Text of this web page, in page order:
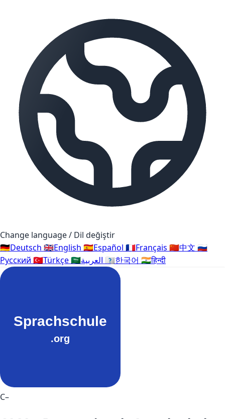
Change language / Dil değiştir
🇩🇪Deutsch 🇬🇧English 🇪🇸Español 🇫🇷Français 🇨🇳中文 🇷🇺
Русский 🇹🇷Türkçe🇸🇦 🇰🇷한국어 🇮🇳हिन्दी
C–